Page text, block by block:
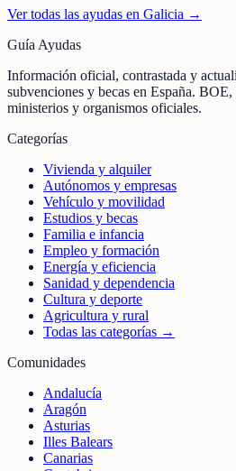
Ver todas las ayudas en Galicia →
Guía Ayudas
Información oficial, contrastada y
subvenciones y becas en España.
ministerios y organismos oficiales.
Categorías
Vivienda y alquiler
Autónomos y empresas
Vehículo y movilidad
Estudios y becas
Familia e infancia
Empleo y formación
Energía y eficiencia
Sanidad y dependencia
Cultura y deporte
Agricultura y rural
Todas las categorías →
Comunidades
Andalucía
Aragón
Asturias
Illes Balears
Canarias